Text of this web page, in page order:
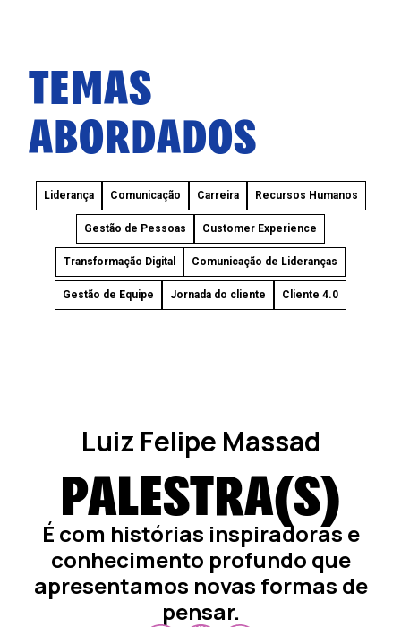
TEMAS
ABORDADOS
Liderança Comunicação Carreira Recursos Humanos
Gestão de Pessoas Customer Experience
Transformação Digital Comunicação de Lideranças
Gestão de Equipe Jornada do cliente Cliente 4.0
Luiz Felipe Massad
PALESTRA(S)
É com histórias inspiradoras e
conhecimento profundo que
apresentamos novas formas de
pensar.